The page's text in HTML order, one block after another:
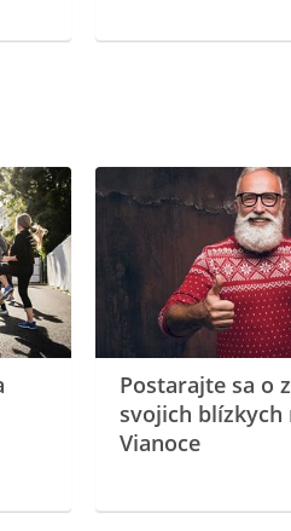
Postarajte sa o
svojich blízkych
Vianoce